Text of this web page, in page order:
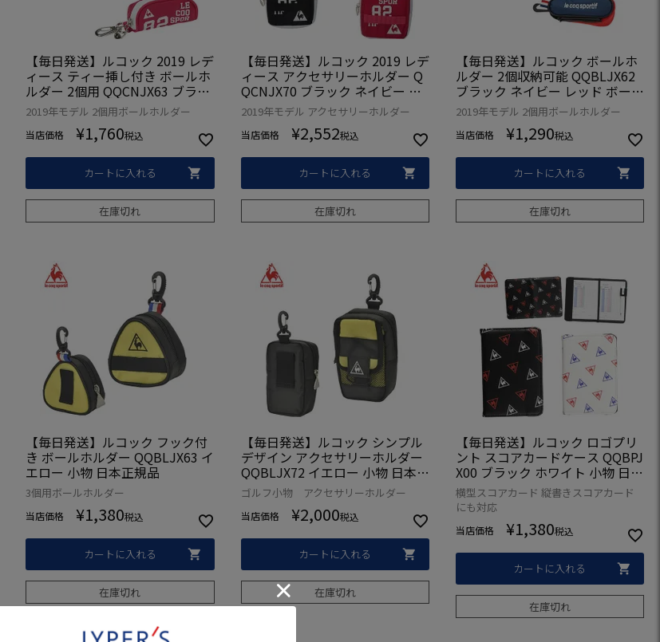
【毎日発送】ルコック 2019 レデ
ィース ティー挿し付き ボールホ
ルダー 2個用 QQCNJX63 ブラッ
ク ネイビー ピンク 小物 日本正
規品
2019年モデル 2個用ボールホルダー
当店価格 ¥1,760税込
カートに入れる
在庫切れ
【毎日発送】ルコック 2019 レデ
ィース アクセサリーホルダー Q
QCNJX70 ブラック ネイビー ピ
ンク 小物 日本正規品
2019年モデル アクセサリーホルダー
当店価格 ¥2,552税込
カートに入れる
在庫切れ
【毎日発送】ルコック ボールホ
ルダー 2個収納可能 QQBLJX62
ブラック ネイビー レッド ボール
ポーチ 日本正規品
2019年モデル 2個用ボールホルダー
当店価格 ¥1,290税込
カートに入れる
在庫切れ
【毎日発送】ルコック フック付
き ボールホルダー QQBLJX63 イ
エロー 小物 日本正規品
3個用ボールホルダー
当店価格 ¥1,380税込
カートに入れる
在庫切れ
【毎日発送】ルコック シンプル
デザイン アクセサリーホルダー
QQBLJX72 イエロー 小物 日本正
規品
ゴルフ小物 アクセサリーホルダー
当店価格 ¥2,000税込
カートに入れる
在庫切れ
【毎日発送】ルコック ロゴプリ
ント スコアカードケース QQBPJ
X00 ブラック ホワイト 小物 日本
正規品
横型スコアカード 縦書きスコアカード
にも対応
当店価格 ¥1,380税込
カートに入れる
在庫切れ